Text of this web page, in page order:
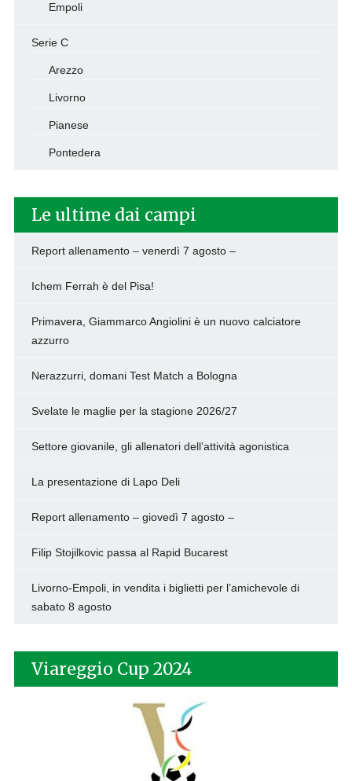
Empoli
Serie C
Arezzo
Livorno
Pianese
Pontedera
Le ultime dai campi
Report allenamento – venerdì 7 agosto –
Ichem Ferrah è del Pisa!
Primavera, Giammarco Angiolini è un nuovo calciatore
azzurro
Nerazzurri, domani Test Match a Bologna
Svelate le maglie per la stagione 2026/27
Settore giovanile, gli allenatori dell’attività agonistica
La presentazione di Lapo Deli
Report allenamento – giovedì 7 agosto –
Filip Stojilkovic passa al Rapid Bucarest
Livorno-Empoli, in vendita i biglietti per l’amichevole di
sabato 8 agosto
Viareggio Cup 2024